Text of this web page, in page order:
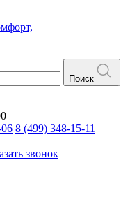
Поиск
8 (499) 348-15-11
звонок